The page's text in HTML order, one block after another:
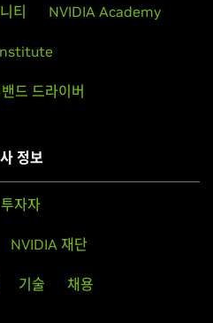
티 NVIDIA Academy
드 드라이버
정보
투자자
NVIDIA 재단
기술 채용